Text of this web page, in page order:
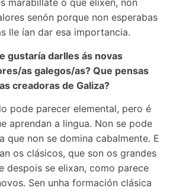
marabíllate o que elixen, non
senón porque non esperabas
lle ían dar esa importancia.
gustaría darlles ás novas
as galegos/as? Que pensas
creadoras de Galiza?
pode parecer elemental, pero é
aprendan a lingua. Non se pode
que non se domina cabalmente. E
os clásicos, que son os grandes
despois se elixan, como parece
Sen unha formación clásica